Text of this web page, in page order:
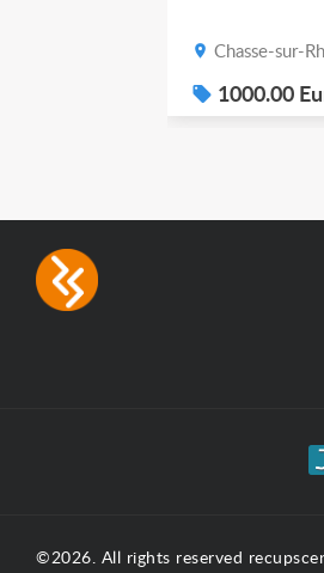
Chasse-sur-
1000.00
©2026. All rights reserved